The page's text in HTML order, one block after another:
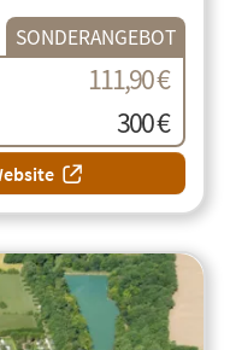
SONDERANGEBOT
111,90 €
300 €